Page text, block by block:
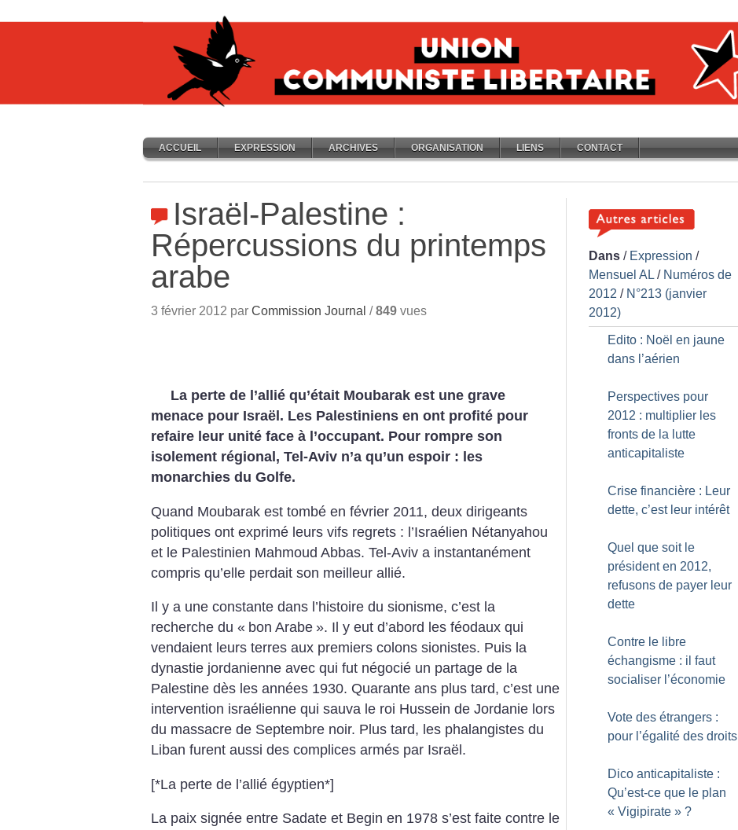
ACCUEIL EXPRESSION ARCHIVES ORGANISATION LIENS CONTACT
Israël-Palestine :
Répercussions du printemps
arabe
3 février 2012 par Commission Journal /849 vues
La perte de l’allié qu’était Moubarak est une grave
menace pour Israël. Les Palestiniens en ont profité pour
refaire leur unité face à l’occupant. Pour rompre son
isolement régional, Tel-Aviv n’a qu’un espoir : les
monarchies du Golfe.
Quand Moubarak est tombé en février 2011, deux dirigeants
politiques ont exprimé leurs vifs regrets : l’Israélien Nétanyahou
et le Palestinien Mahmoud Abbas. Tel-Aviv a instantanément
compris qu’elle perdait son meilleur allié.
Il y a une constante dans l’histoire du sionisme, c’est la
recherche du « bon Arabe ». Il y eut d’abord les féodaux qui
vendaient leurs terres aux premiers colons sionistes. Puis la
dynastie jordanienne avec qui fut négocié un partage de la
Palestine dès les années 1930. Quarante ans plus tard, c’est une
intervention israélienne qui sauva le roi Hussein de Jordanie lors
du massacre de Septembre noir. Plus tard, les phalangistes du
Liban furent aussi des complices armés par Israël.
[*La perte de l’allié égyptien*]
La paix signée entre Sadate et Begin en 1978 s’est faite contre le
Dans / Expression /
Mensuel AL / Numéros de
2012 / N°213 (janvier
2012)
Edito : Noël en jaune
dans l’aérien
Perspectives pour
2012 : multiplier les
fronts de la lutte
anticapitaliste
Crise financière : Leur
dette, c’est leur intérêt
Quel que soit le
président en 2012,
refusons de payer leur
dette
Contre le libre
échangisme : il faut
socialiser l’économie
Vote des étrangers :
pour l’égalité des droits
Dico anticapitaliste :
Qu’est-ce que le plan
« Vigipirate » ?